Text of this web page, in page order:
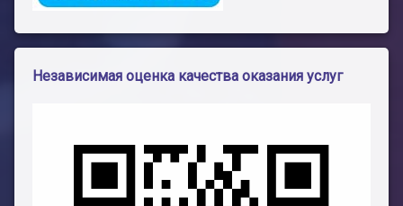
Независимая оценка качества оказания услуг